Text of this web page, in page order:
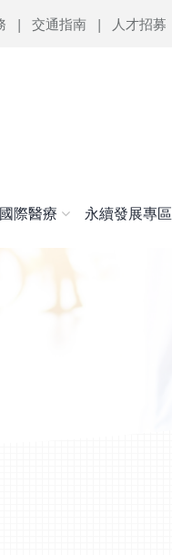
交通指南 人才招募
國際醫療 永續發展專區